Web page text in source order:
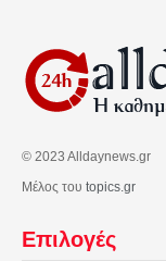
© 2023 Alldaynews.gr
Μέλος του topics.gr
Επιλογές